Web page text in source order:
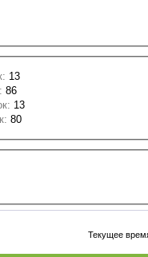
13
86
13
80
Текущее